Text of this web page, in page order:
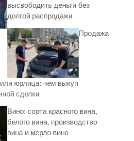
высвободить деньги без
долгой распродажи
Продажа
юрлица: чем выкуп
сделки
Вино: сорта красного вина,
белого вина, производство
вина и мерло вино